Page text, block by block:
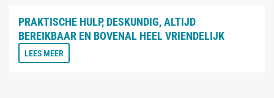
PRAKTISCHE HULP, DESKUNDIG, ALTIJD
BEREIKBAAR EN BOVENAL HEEL VRIENDELIJK
LEES MEER